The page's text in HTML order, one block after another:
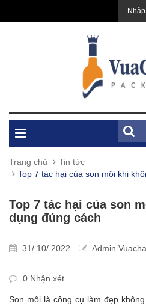
Trang chủ
Tin tức
Top 7 tác hại của son môi khi
Top 7 tác hại của son
dụng đúng cách
31/ 10/ 2022 Admin
0 Nhận xét
Son môi là công cụ làm đẹp